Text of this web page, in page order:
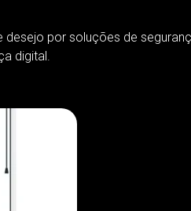
por soluções de
digital.